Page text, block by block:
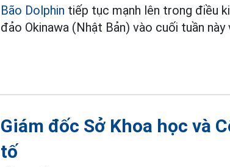
Bão Dolphin tiếp tục mạnh lên trong điều
đảo Okinawa (Nhật Bản) vào cuối tuần
Giám đốc Sở Khoa học và
tố